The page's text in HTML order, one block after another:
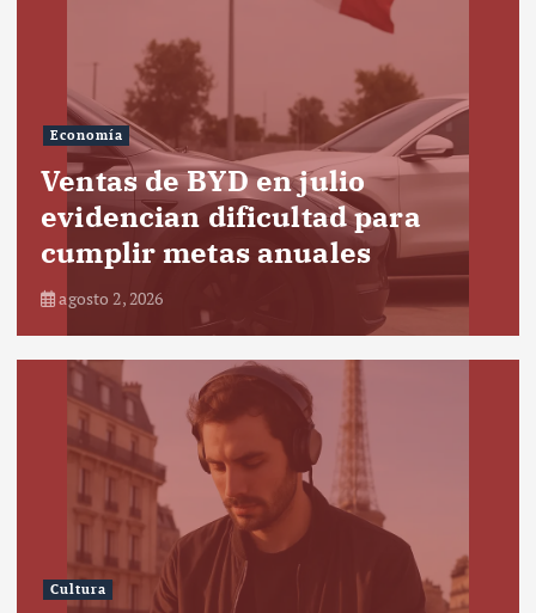
Economía
Ventas de BYD en julio
evidencian dificultad para
cumplir metas anuales
agosto 2, 2026
Cultura